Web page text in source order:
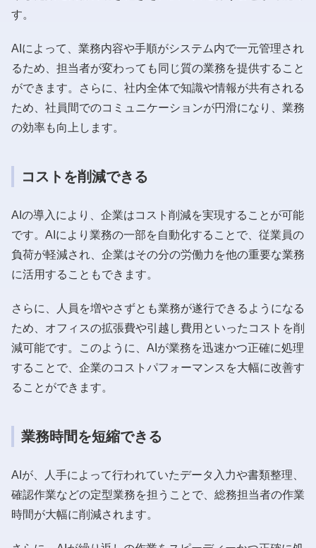
す。
AIによって、業務内容や手順がシステム内で一元管理され
るため、担当者が変わっても同じ質の業務を提供すること
ができます。さらに、社内全体で知識や情報が共有される
ため、社員間でのコミュニケーションが円滑になり、業務
の効率も向上します。
コストを削減できる
AIの導入により、企業はコスト削減を実現することが可能
です。AIにより業務の一部を自動化することで、従業員の
負荷が軽減され、企業はその分の労働力を他の重要な業務
に活用することもできます。
さらに、人員を増やさずとも業務が遂行できるようになる
ため、オフィスの拡張費や引越し費用といったコストを削
減可能です。このように、AIが業務を迅速かつ正確に処理
することで、企業のコストパフォーマンスを大幅に改善す
ることができます。
業務時間を短縮できる
AIが、人手によって行われていたデータ入力や書類整理、
確認作業などの定型業務を担うことで、総務担当者の作業
時間が大幅に削減されます。